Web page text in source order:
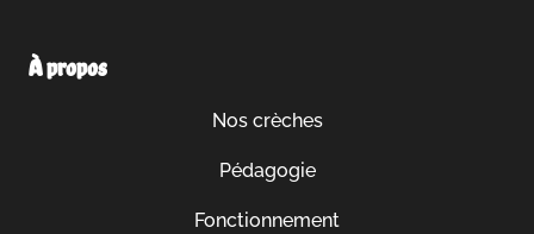
À propos
Nos crèches
Pédagogie
Fonctionnement